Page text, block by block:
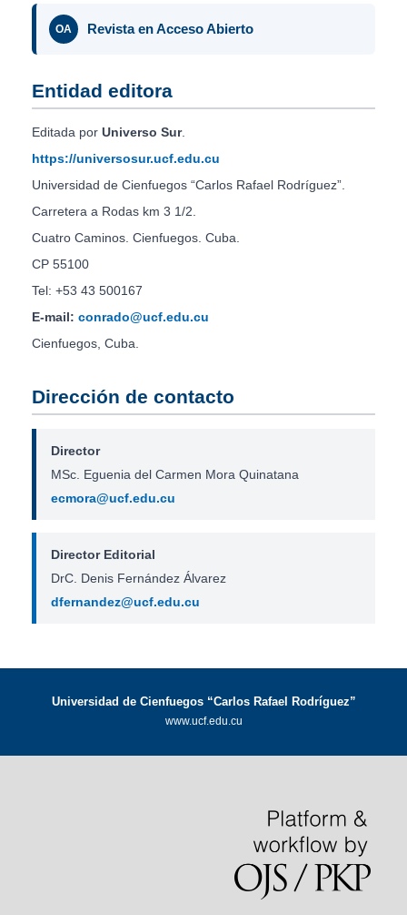
OA Revista en Acceso Abierto
Entidad editora
Editada por Universo Sur.
https://universosur.ucf.edu.cu
Universidad de Cienfuegos “Carlos Rafael Rodríguez”.
Carretera a Rodas km 3 1/2.
Cuatro Caminos. Cienfuegos. Cuba.
CP 55100
Tel: +53 43 500167
E-mail: conrado@ucf.edu.cu
Cienfuegos, Cuba.
Dirección de contacto
Director
MSc. Eguenia del Carmen Mora Quinatana
ecmora@ucf.edu.cu
Director Editorial
DrC. Denis Fernández Álvarez
dfernandez@ucf.edu.cu
Universidad de Cienfuegos “Carlos Rafael Rodríguez”
www.ucf.edu.cu